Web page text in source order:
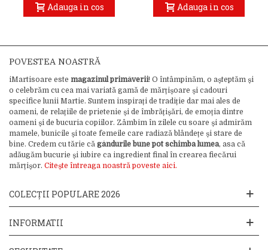
Adauga in cos Adauga in cos
POVESTEA NOASTRĂ
iMartisoare este magazinul primăverii! O întâmpinăm, o așteptăm și
o celebrăm cu cea mai variată gamă de mărțișoare și cadouri
specifice lunii Martie. Suntem inspirați de tradiție dar mai ales de
oameni, de relațiile de prietenie și de îmbrățișări, de emoția dintre
oameni și de bucuria copiilor. Zâmbim în zilele cu soare și admirăm
mamele, bunicile și toate femeile care radiază blândețe și stare de
bine. Credem cu tărie că gândurile bune pot schimba lumea, asa că
adăugăm bucurie și iubire ca ingredient final în crearea fiecărui
mărțișor. Citește întreaga noastră poveste aici.
COLECȚII POPULARE 2026
INFORMATII